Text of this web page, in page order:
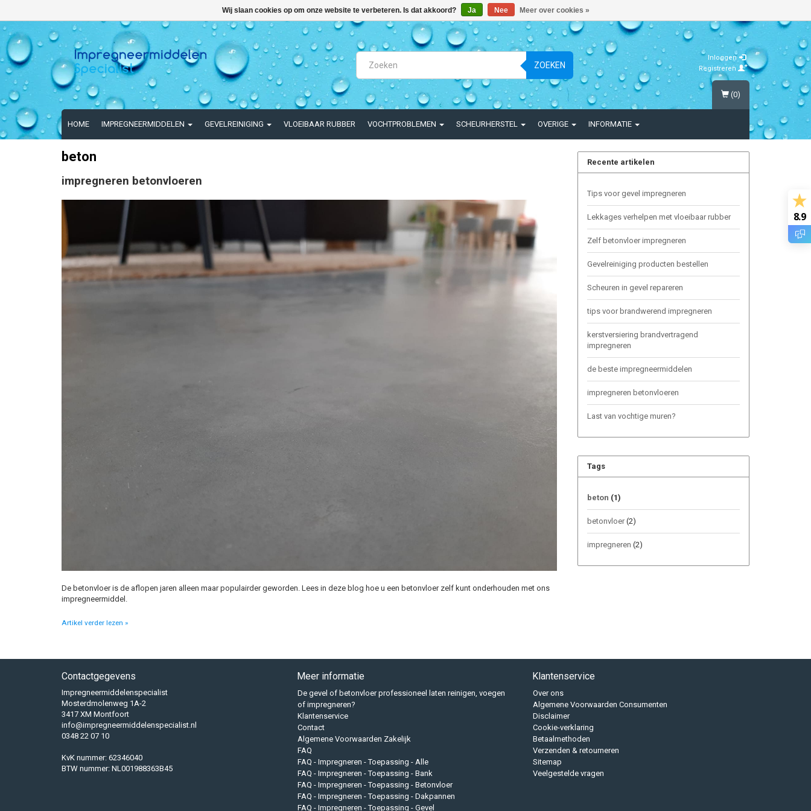
ZOEKEN
Inloggen
Registreren
HOME IMPREGNEERMIDDELEN GEVELREINIGING VLOEIBAAR RUBBER VOCHTPROBLEMEN SCHEURHERSTEL OVERIGE INFORMATIE
(0)
beton
impregneren betonvloeren
De betonvloer is de aflopen jaren alleen maar populairder geworden. Lees in deze blog hoe u een betonvloer zelf kunt onderhouden met ons
impregneermiddel.
Artikel verder lezen »
Recente artikelen
Tips voor gevel impregneren
Lekkages verhelpen met vloeibaar rubber
Zelf betonvloer impregneren
Gevelreiniging producten bestellen
Scheuren in gevel repareren
tips voor brandwerend impregneren
kerstversiering brandvertragend
impregneren
de beste impregneermiddelen
impregneren betonvloeren
Last van vochtige muren?
Tags
beton (1)
betonvloer(2)
impregneren (2)
Contactgegevens
Impregneermiddelenspecialist
Mosterdmolenweg 1A-2
3417 XM Montfoort
info@impregneermiddelenspecialist.nl
0348 22 07 10
KvK nummer: 62346040
BTW nummer: NL001988363B45
Meer informatie
De gevel of betonvloer professioneel laten reinigen, voegen
of impregneren?
Klantenservice
Contact
Algemene Voorwaarden Zakelijk
FAQ
FAQ - Impregneren - Toepassing - Alle
FAQ - Impregneren - Toepassing - Bank
FAQ - Impregneren - Toepassing - Betonvloer
FAQ - Impregneren - Toepassing - Dakpannen
FAQ - Impregneren - Toepassing - Gevel
Klantenservice
Over ons
Algemene Voorwaarden Consumenten
Disclaimer
Cookie-verklaring
Betaalmethoden
Verzenden & retourneren
Sitemap
Veelgestelde vragen
8.9
Wij slaan cookies op om onze website te verbeteren. Is dat akkoord? Ja Nee Meer over cookies »